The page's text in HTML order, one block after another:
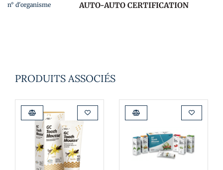
n° d'organisme AUTO-AUTO CERTIFICATION
PRODUITS ASSOCIÉS